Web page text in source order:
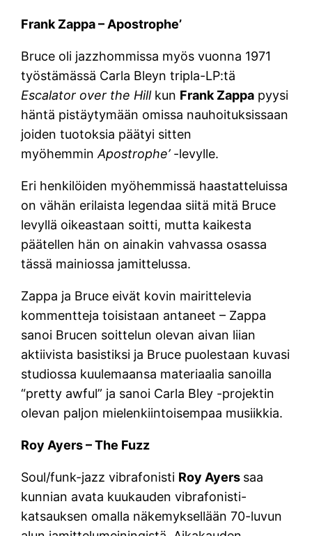
Frank Zappa – Apostrophe’
Bruce oli jazzhommissa myös vuonna 1971
työstämässä Carla Bleyn tripla-LP:tä
Escalator over the Hill kun Frank Zappa pyysi
häntä pistäytymään omissa nauhoituksissaan
joiden tuotoksia päätyi sitten
myöhemminApostrophe’-levylle.
Eri henkilöiden myöhemmissä haastatteluissa
on vähän erilaista legendaa siitä mitä Bruce
levyllä oikeastaan soitti, mutta kaikesta
päätellen hän on ainakin vahvassa osassa
tässä mainiossa jamittelussa.
Zappa ja Bruce eivät kovin mairittelevia
kommentteja toisistaan antaneet – Zappa
sanoi Brucen soittelun olevan aivan liian
aktiivista basistiksi ja Bruce puolestaan kuvasi
studiossa kuulemaansa materiaalia sanoilla
“pretty awful” ja sanoi Carla Bley -projektin
olevan paljon mielenkiintoisempaa musiikkia.
Roy Ayers – The Fuzz
Soul/funk-jazz vibrafonisti Roy Ayers saa
kunnian avata kuukauden vibrafonisti-
katsauksen omalla näkemyksellään 70-luvun